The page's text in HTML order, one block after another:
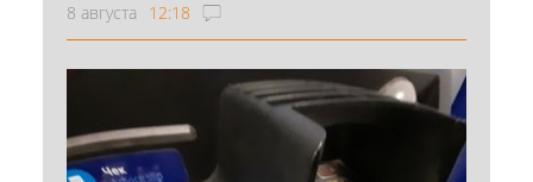
8 августа 12:18